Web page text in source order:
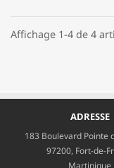
Affichage 1-4 de 4
ADRESSE
183 Boulevard Pointe
97200, Fort-de-
Martinique